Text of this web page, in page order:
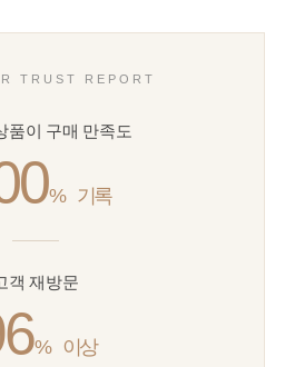
TRUST REPORT
품이 구매 만족도
% 기록
객 재방문
% 이상